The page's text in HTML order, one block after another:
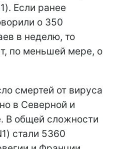
Если ранее
о 350
в неделю, то
по меньшей мере, о
смертей от вируса
в Северной и
общей сложности
стали 5360